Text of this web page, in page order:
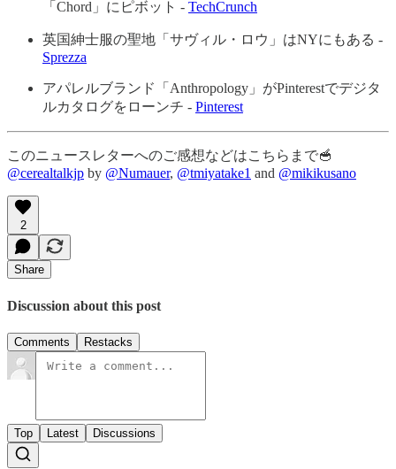
「Chord」にピボット - TechCrunch
英国紳士服の聖地「サヴィル・ロウ」はNYにもある -
Sprezza
アパレルブランド「Anthropology」がPinterestでデジタ
ルカタログをローンチ - Pinterest
このニュースレターへのご感想などはこちらまで🥣
@cerealtalkjp by @Numauer, @tmiyatake1 and @mikikusano
2
Share
Discussion about this post
Comments Restacks
Top Latest Discussions